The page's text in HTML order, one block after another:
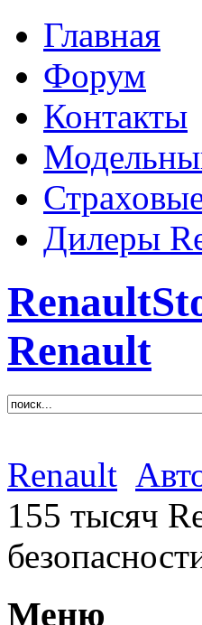
Главная
Форум
Контакты
Дилеры
Renault
Renault
155 тысяч
Меню